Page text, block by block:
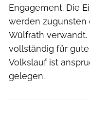
Engagement. Die
werden zugunsten
Wülfrath verwandt.
vollständig für
Volkslauf ist
gelegen.